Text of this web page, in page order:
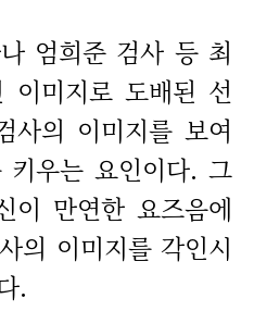
엄희준 검사 등 최
이미지로 도배된 선
사의 이미지를 보여
우는 요인이다. 그
이 만연한 요즈음에
의 이미지를 각인시
.